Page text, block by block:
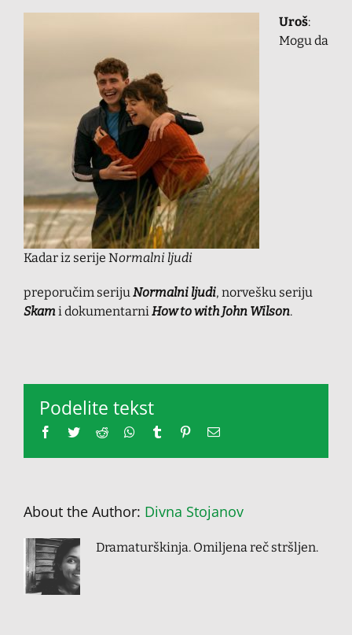
Kadar iz serije Normalni ljudi
Uroš:
Mogu da
preporučim serijuNormalni ljudi, norvešku seriju
Skami dokumentarniHow to with John Wilson.
Podelite tekst
Facebook
TwitterReddit Whatsapp
Tumblr PinterestEmail
About the Author: Divna Stojanov
Dramaturškinja. Omiljena reč stršljen.